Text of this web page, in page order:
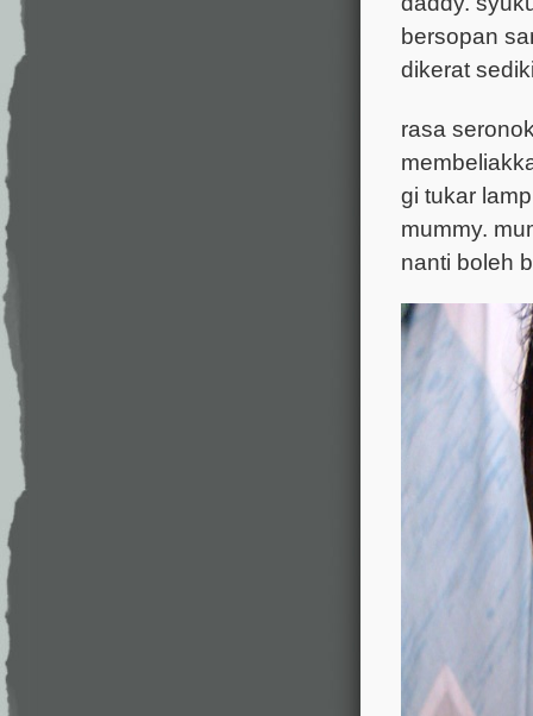
bersopan
dikerat
rasa
gi tukar
mummy.
nanti boleh